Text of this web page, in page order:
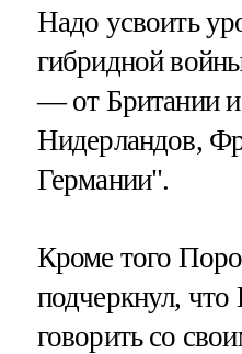
Надо усвоить
гибридной
— от Британии
Нидерландов,
Германии".
Кроме того
подчеркнул,
говорить со